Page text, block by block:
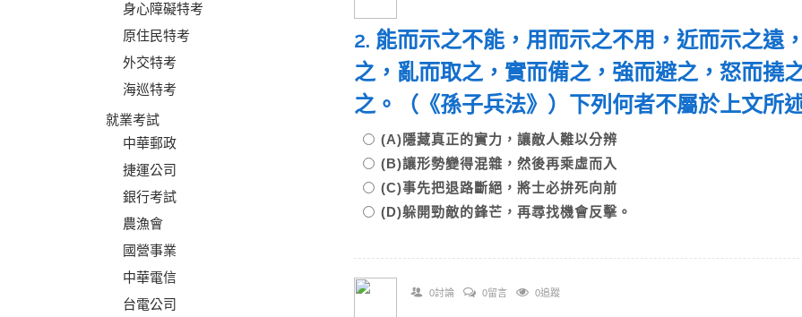
身心障礙特考
原住民特考
外交特考
海巡特考
就業考試
中華郵政
捷運公司
銀行考試
農漁會
國營事業
中華電信
台電公司
2. 能而示之不能，用而示之不用，近而示之遠
之，亂而取之，實而備之，強而避之，怒而撓
之。（《孫子兵法》）下列何者不屬於上文所
(A)隱藏真正的實力，讓敵人難以分辨
(B)讓形勢變得混雜，然後再乘虛而入
(C)事先把退路斷絕，將士必拚死向前
(D)躲開勁敵的鋒芒，再尋找機會反擊。
0討論 0留言 0追蹤